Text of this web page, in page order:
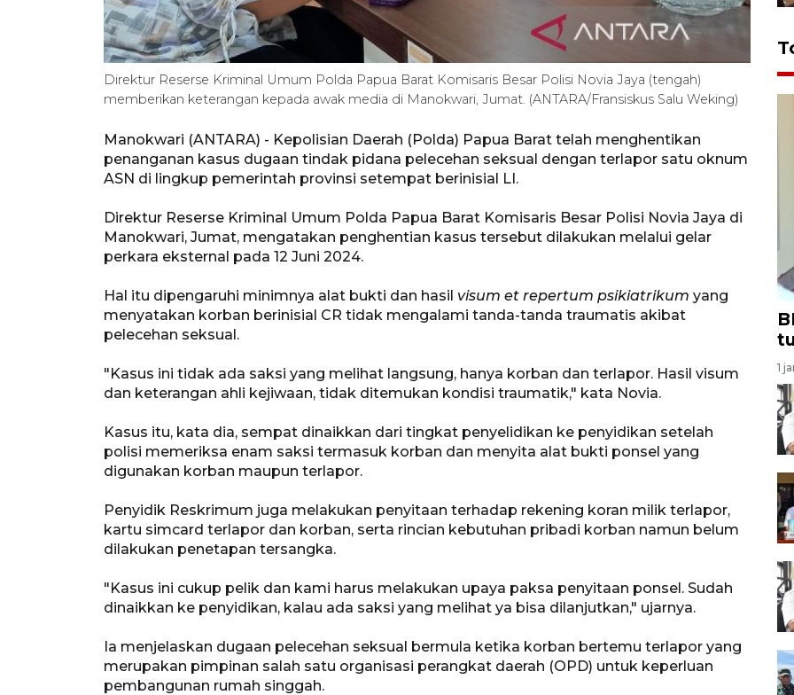
Direktur Reserse Kriminal Umum Polda Papua Barat Komisaris Besar Polisi Novia Jaya (tengah)
memberikan keterangan kepada awak media di Manokwari, Jumat. (ANTARA/Fransiskus Salu Weking)
Manokwari (ANTARA) - Kepolisian Daerah (Polda) Papua Barat telah menghentikan
penanganan kasus dugaan tindak pidana pelecehan seksual dengan terlapor satu oknum
ASN di lingkup pemerintah provinsi setempat berinisial LI.
Direktur Reserse Kriminal Umum Polda Papua Barat Komisaris Besar Polisi Novia Jaya di
Manokwari, Jumat, mengatakan penghentian kasus tersebut dilakukan melalui gelar
perkara eksternal pada 12 Juni 2024.
Hal itu dipengaruhi minimnya alat bukti dan hasil visum et repertum psikiatrikum yang
menyatakan korban berinisial CR tidak mengalami tanda-tanda traumatis akibat
pelecehan seksual.
"Kasus ini tidak ada saksi yang melihat langsung, hanya korban dan terlapor. Hasil visum
dan keterangan ahli kejiwaan, tidak ditemukan kondisi traumatik," kata Novia.
Kasus itu, kata dia, sempat dinaikkan dari tingkat penyelidikan ke penyidikan setelah
polisi memeriksa enam saksi termasuk korban dan menyita alat bukti ponsel yang
digunakan korban maupun terlapor.
Penyidik Reskrimum juga melakukan penyitaan terhadap rekening koran milik terlapor,
kartu simcard terlapor dan korban, serta rincian kebutuhan pribadi korban namun belum
dilakukan penetapan tersangka.
"Kasus ini cukup pelik dan kami harus melakukan upaya paksa penyitaan ponsel. Sudah
dinaikkan ke penyidikan, kalau ada saksi yang melihat ya bisa dilanjutkan," ujarnya.
Ia menjelaskan dugaan pelecehan seksual bermula ketika korban bertemu terlapor yang
merupakan pimpinan salah satu organisasi perangkat daerah (OPD) untuk keperluan
pembangunan rumah singgah.
1